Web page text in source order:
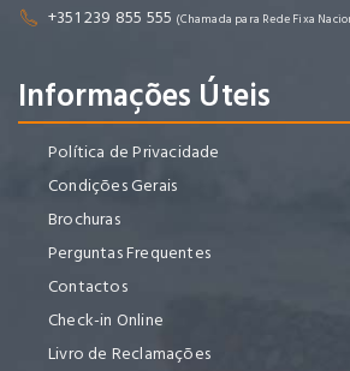
+351 239 855 555 (Chamada para Rede Fixa
Informações Úteis
Política de Privacidade
Condições Gerais
Brochuras
Perguntas Frequentes
Contactos
Check-in Online
Livro de Reclamações